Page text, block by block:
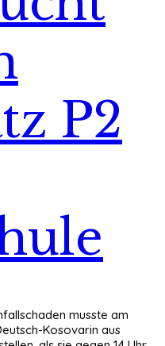
P2
musste am
Kosovarin aus